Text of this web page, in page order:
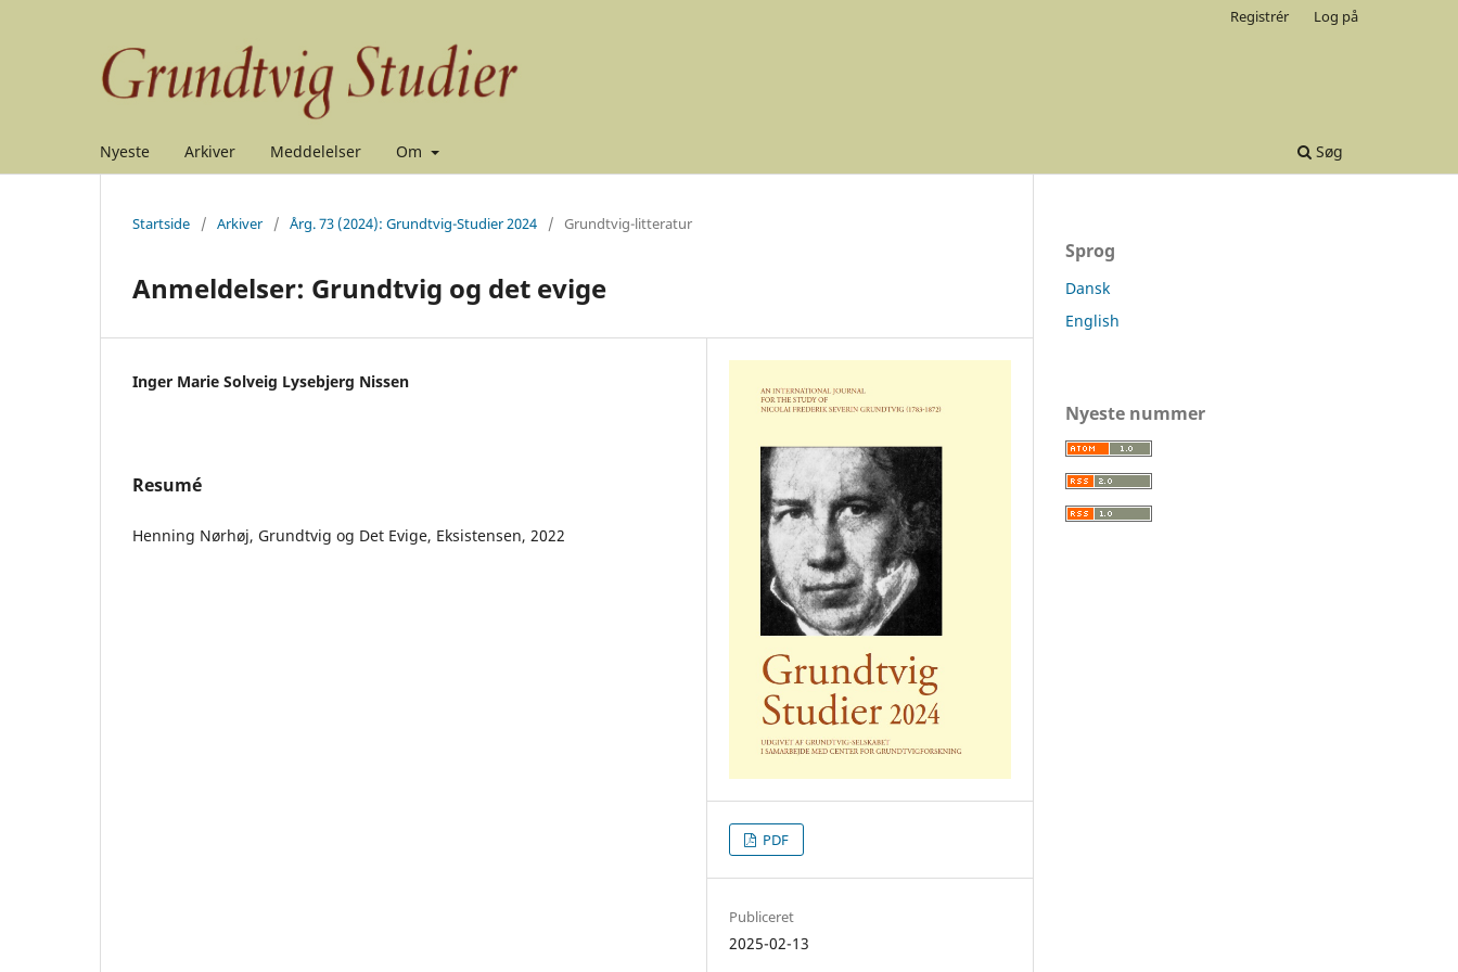
Nyeste Arkiver Meddelelser Om Søg
Registrér Log på
Startside / Arkiver / Årg. 73 (2024): Grundtvig-Studier 2024 / Grundtvig-litteratur
Anmeldelser: Grundtvig og det evige
Inger Marie Solveig Lysebjerg Nissen
Resumé
Henning Nørhøj, Grundtvig og Det Evige, Eksistensen, 2022
PDF
Publiceret
2025-02-13
Sprog
Dansk
English
Nyeste nummer